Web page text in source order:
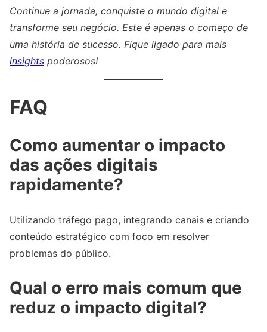
Continue a jornada, conquiste o mundo digital e
transforme seu negócio. Este é apenas o começo de
uma história de sucesso. Fique ligado para mais
insights poderosos!
FAQ
Como aumentar o impacto
das ações digitais
rapidamente?
Utilizando tráfego pago, integrando canais e criando
conteúdo estratégico com foco em resolver
problemas do público.
Qual o erro mais comum que
reduz o impacto digital?